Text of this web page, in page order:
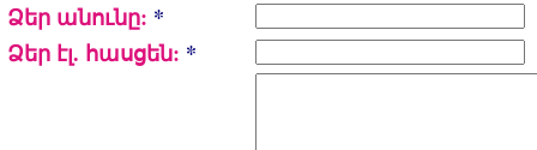
Ձեր անունը: *
Ձեր էլ. հասցեն: *